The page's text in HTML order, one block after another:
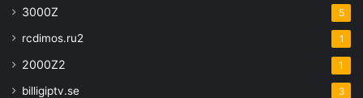
3000Z 5
rcdimos.ru2 1
2000Z2 1
billigiptv.se 3